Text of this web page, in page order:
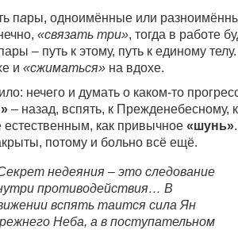
пары, одноимённые или
«связать три», тогда в работе
– путь к этому, путь к единому
и «сжиматься» на вдохе.
нечего и думать о каком-то
– назад, вспять, к Прежденебесному,
естественным, как привычное «шунь»
потому и больно всё ещё.
недеяния – это следование
противодействия… В
вспять таится сила Ян
Неба, а в поступательном